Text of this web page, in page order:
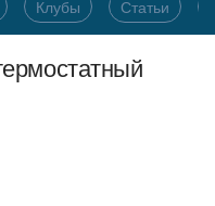
Клубы Статьи